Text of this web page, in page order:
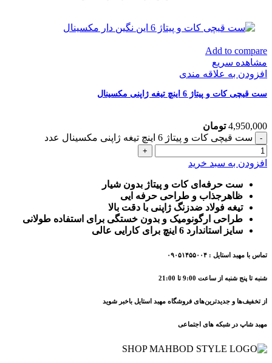
Add to compare
مشاهده سریع
افزودن به علاقه مندی
ست قیچی کات و پیتاژ 6 اینچ تیغه ژاپنی مکسینال
4,950,000 تومان
ست قیچی کات و پیتاژ 6 اینچ تیغه ژاپنی مکسینال عدد
افزودن به سبد خرید
ست حرفه‌ای کات و پیتاژ بدون شیار
ظاهرجذاب و طراحی حرفه ایی
تیغه فولاد ضدزنگ ژاپنی با دقت بالا
طراحی ارگونومیک و بدون خستگی برای استفاده طولانی
سایز استاندارد 6 اینچ برای کارایی عالی
تماس با مهبد استایل : ۰۹۰۵۱۴۵۵۰۰۴
شنبه تا پنج شنبه از ساعت 9:00 تا 21:00
از تخفیف‌ها و جدیدترین‌های فروشگاه مهبد استایل باخبر شوید
مهبد شاپ در شبکه های اجتماعی